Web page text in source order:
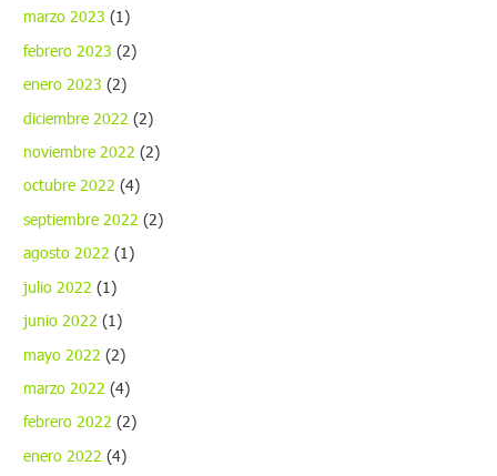
marzo 2023 (1)
febrero 2023 (2)
enero 2023 (2)
diciembre 2022 (2)
noviembre 2022 (2)
octubre 2022 (4)
septiembre 2022 (2)
agosto 2022 (1)
julio 2022 (1)
junio 2022 (1)
mayo 2022 (2)
marzo 2022 (4)
febrero 2022 (2)
enero 2022 (4)